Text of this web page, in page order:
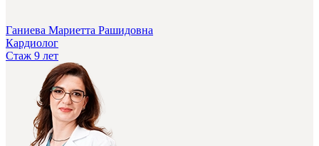
Ганиева Мариетта Рашидовна
Кардиолог
Стаж 9 лет